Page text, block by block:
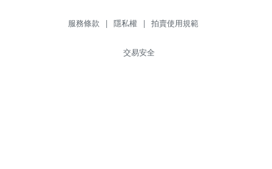
服務條款 | 隱私權 | 拍賣使用規範
交易安全